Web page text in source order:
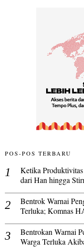
POS-POS TERBARU
Ketika
dari Han hingga
Bentrok Warnai
Terluka; Komnas
Bentrokan Warnai
Warga Terluka